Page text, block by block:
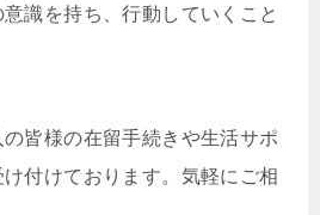
識を持ち、行動していくこと
皆様の在留手続きや生活サポ
付けております。気軽にご相